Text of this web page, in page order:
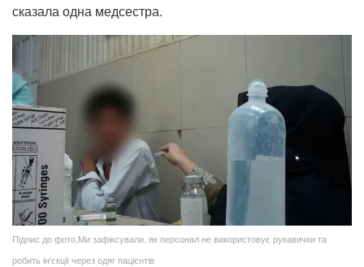
сказала одна медсестра.
Підпис до фото,Ми зафіксували, як персонал не використовує рукавички та
робить ін’єкції через одяг пацієнтів